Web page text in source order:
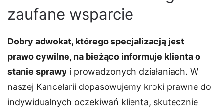
zaufane wsparcie
Dobry adwokat, którego specjalizacją jest
prawo cywilne, na bieżąco informuje klienta o
stanie sprawy i prowadzonych działaniach. W
naszej Kancelarii dopasowujemy kroki prawne do
indywidualnych oczekiwań klienta, skutecznie